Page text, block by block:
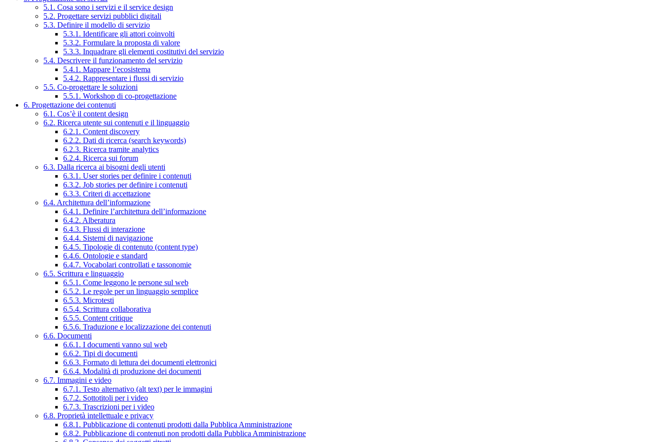
5.1. Cosa sono i servizi e il service design
5.2. Progettare servizi pubblici digitali
5.3. Definire il modello di servizio
5.3.1. Identificare gli attori coinvolti
5.3.2. Formulare la proposta di valore
5.3.3. Inquadrare gli elementi costitutivi del servizio
5.4. Descrivere il funzionamento del servizio
5.4.1. Mappare l’ecosistema
5.4.2. Rappresentare i flussi di servizio
5.5. Co-progettare le soluzioni
5.5.1. Workshop di co-progettazione
6. Progettazione dei contenuti
6.1. Cos’è il content design
6.2. Ricerca utente sui contenuti e il linguaggio
6.2.1. Content discovery
6.2.2. Dati di ricerca (search keywords)
6.2.3. Ricerca tramite analytics
6.2.4. Ricerca sui forum
6.3. Dalla ricerca ai bisogni degli utenti
6.3.1. User stories per definire i contenuti
6.3.2. Job stories per definire i contenuti
6.3.3. Criteri di accettazione
6.4. Architettura dell’informazione
6.4.1. Definire l’architettura dell’informazione
6.4.2. Alberatura
6.4.3. Flussi di interazione
6.4.4. Sistemi di navigazione
6.4.5. Tipologie di contenuto (content type)
6.4.6. Ontologie e standard
6.4.7. Vocabolari controllati e tassonomie
6.5. Scrittura e linguaggio
6.5.1. Come leggono le persone sul web
6.5.2. Le regole per un linguaggio semplice
6.5.3. Microtesti
6.5.4. Scrittura collaborativa
6.5.5. Content critique
6.5.6. Traduzione e localizzazione dei contenuti
6.6. Documenti
6.6.1. I documenti vanno sul web
6.6.2. Tipi di documenti
6.6.3. Formato di lettura dei documenti elettronici
6.6.4. Modalità di produzione dei documenti
6.7. Immagini e video
6.7.1. Testo alternativo (alt text) per le immagini
6.7.2. Sottotitoli per i video
6.7.3. Trascrizioni per i video
6.8. Proprietà intellettuale e privacy
6.8.1. Pubblicazione di contenuti prodotti dalla Pubblica Amministrazione
6.8.2. Pubblicazione di contenuti non prodotti dalla Pubblica Amministrazione